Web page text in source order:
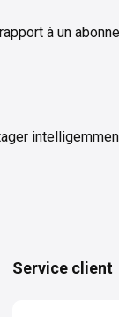
à un
Service client